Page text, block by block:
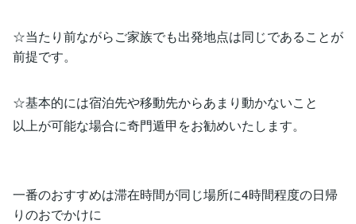
☆当たり前ながらご家族でも出発地点は同じであることが
前提です。
☆基本的には宿泊先や移動先からあまり動かないこと
以上が可能な場合に奇門遁甲をお勧めいたします。
一番のおすすめは滞在時間が同じ場所に4時間程度の日帰
りのおでかけに